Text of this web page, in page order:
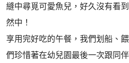
縫中尋覓可愛魚兒，好久沒有看
然中！
享用完好吃的午餐，我們划船、
們珍惜著在幼兒園最後一次跟同